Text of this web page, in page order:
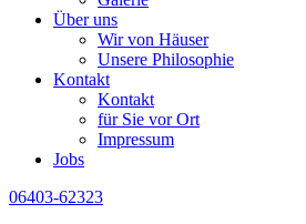
Über uns
Wir von Häuser
Unsere Philosophie
Kontakt
Kontakt
für Sie vor Ort
Impressum
Jobs
06403-62323